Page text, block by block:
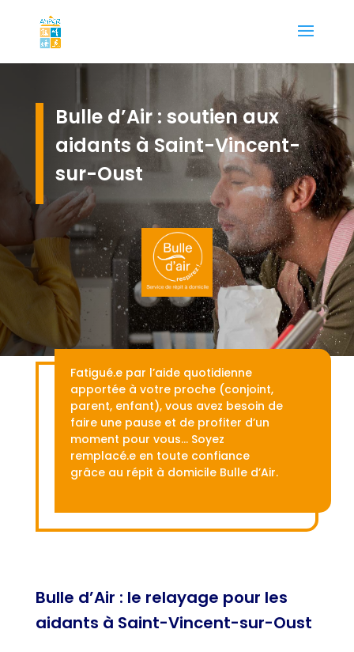
Bulle d’Air : soutien aux
aidants à Saint-Vincent-
sur-Oust
Fatigué.e par l’aide quotidienne
apportée à votre proche (conjoint,
parent, enfant), vous avez besoin de
faire une pause et de profiter d’un
moment pour vous… Soyez
remplacé.e en toute confiance
grâce au répit à domicile Bulle d’Air.
Bulle d’Air : le relayage pour les
aidants à Saint-Vincent-sur-Oust